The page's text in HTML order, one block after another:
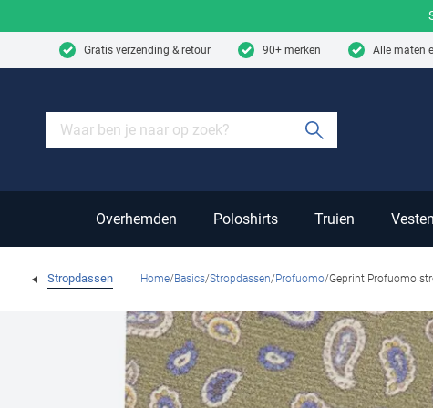
Gratis verzending & retour 90+ merken Alle maten
Overhemden Poloshirts Truien Vesten
Stropdassen Home Basics Stropdassen Profuomo Geprint Profuomo